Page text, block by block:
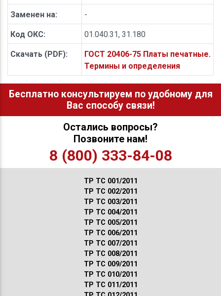
Заменен на: -
Код ОКС: 01.040.31, 31.180
Скачать (PDF):
ГОСТ 20406-75 Платы печатные.
Термины и определения
Бесплатно консультируем по удобному для
Вас способу связи!
Остались вопросы?
Позвоните нам!
8 (800) 333-84-08
ТР ТС 001/2011
ТР ТС 002/2011
ТР ТС 003/2011
ТР ТС 004/2011
ТР ТС 005/2011
ТР ТС 006/2011
ТР ТС 007/2011
ТР ТС 008/2011
ТР ТС 009/2011
ТР ТС 010/2011
ТР ТС 011/2011